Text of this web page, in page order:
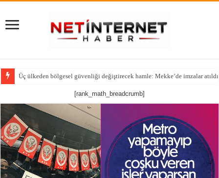
Üç ülkeden bölgesel güvenliği değiştirecek hamle: Mekke’de imzalar atıldı
[rank_math_breadcrumb]